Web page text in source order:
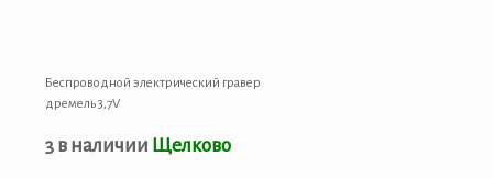
Беспроводной электрический гравер
дремель 3,7V
3 в наличии Щелково